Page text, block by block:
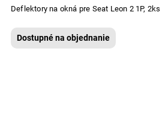
Deflektory na okná pre Seat Leon 2 1P, 2ks
Dostupné na objednanie